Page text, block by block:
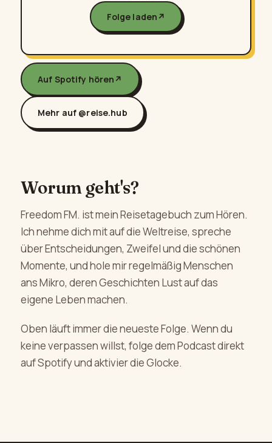
Folge laden ↗
Auf Spotify hören ↗
Mehr auf @reise.hub
Worum geht's?
Freedom FM. ist mein Reisetagebuch zum Hören.
Ich nehme dich mit auf die Weltreise, spreche
über Entscheidungen, Zweifel und die schönen
Momente, und hole mir regelmäßig Menschen
ans Mikro, deren Geschichten Lust auf das
eigene Leben machen.
Oben läuft immer die neueste Folge. Wenn du
keine verpassen willst, folge dem Podcast direkt
auf Spotify und aktivier die Glocke.